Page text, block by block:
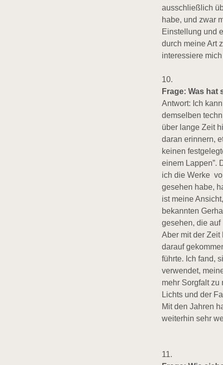
ausschließlich
habe, und zwar
Einstellung und
durch meine Art
interessiere
10.
Frage: Was hat
Antwort: Ich
demselben
über lange Zeit
daran erinnern,
keinen
einem Lappen”.
ich die Werke
gesehen habe,
ist meine
bekannten
gesehen, die
Aber mit der Zeit
darauf
führte. Ich fand,
verwendet,
mehr Sorgfalt
Lichts und der
Mit den Jahren
weiterhin sehr
11.